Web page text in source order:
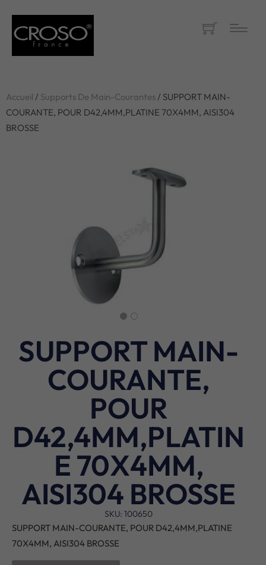
Accueil / Supports De Main-Courantes/ SUPPORT MAIN-
COURANTE, POUR D42,4MM,PLATINE 70X4MM, AISI304
BROSSE
SUPPORT MAIN-
COURANTE,
POUR
D42,4MM,PLATIN
E 70X4MM,
AISI304 BROSSE
SKU: 100650
SUPPORT MAIN-COURANTE, POUR D42,4MM,PLATINE
70X4MM, AISI304 BROSSE